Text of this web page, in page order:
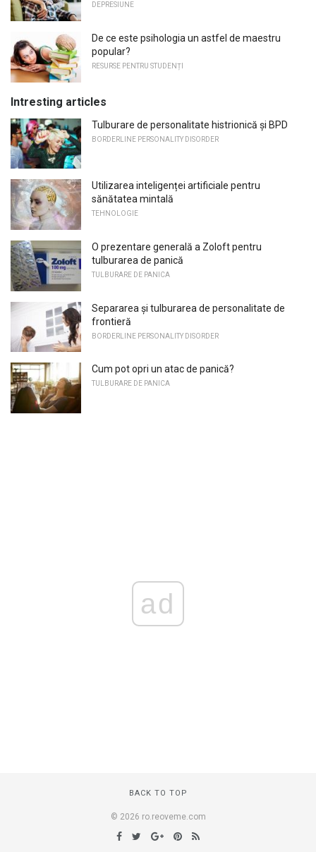
DEPRESIUNE
De ce este psihologia un astfel de maestru
popular?
RESURSE PENTRU STUDENȚI
Intresting articles
Tulburare de personalitate histrionică și BPD
BORDERLINE PERSONALITY DISORDER
Utilizarea inteligenței artificiale pentru
sănătatea mintală
TEHNOLOGIE
O prezentare generală a Zoloft pentru
tulburarea de panică
TULBURARE DE PANICA
Separarea și tulburarea de personalitate de
frontieră
BORDERLINE PERSONALITY DISORDER
Cum pot opri un atac de panică?
TULBURARE DE PANICA
ad
BACK TO TOP
© 2026 ro.reoveme.com